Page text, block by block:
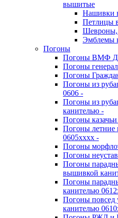
вышитые
Нашивки
Петлицы
Шевроны,
Эмблемы
Погоны
Погоны ВМФ
Погоны
Погоны
Погоны из
0606 -
Погоны из
канителью -
Погоны
Погоны летние
0605хххх -
Погоны
Погоны
Погоны
вышивкой
Погоны
канителью
Погоны повсед
канителью